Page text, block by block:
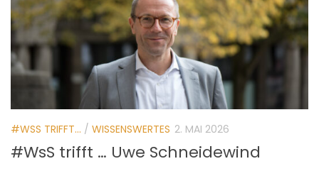
#WSS TRIFFT... / WISSENSWERTES 2. MAI 2026
#WsS trifft … Uwe Schneidewind